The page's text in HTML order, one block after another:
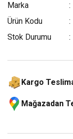
Marka
Ürün Kodu
Stok Durumu
Kargo
Mağazadan